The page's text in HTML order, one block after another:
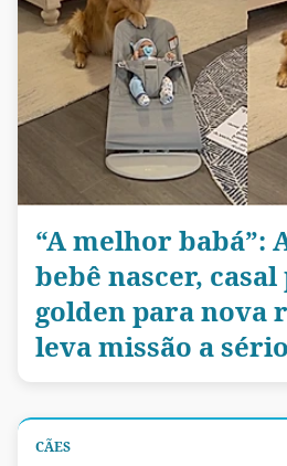
“A melhor babá”:
bebê nascer,
golden para nova
leva missão a sério
CÃES